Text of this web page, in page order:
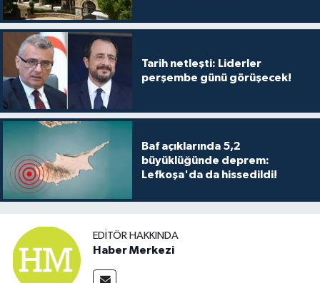
Tarih netleşti: Liderler
perşembe günü görüşecek!
Baf açıklarında 5,2
büyüklüğünde deprem:
Lefkoşa'da da hissedildi!
EDITÖR HAKKINDA
Haber Merkezi